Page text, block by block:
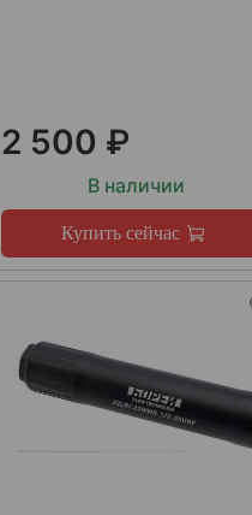
2 500 ₽
В наличии
Купить сейчас